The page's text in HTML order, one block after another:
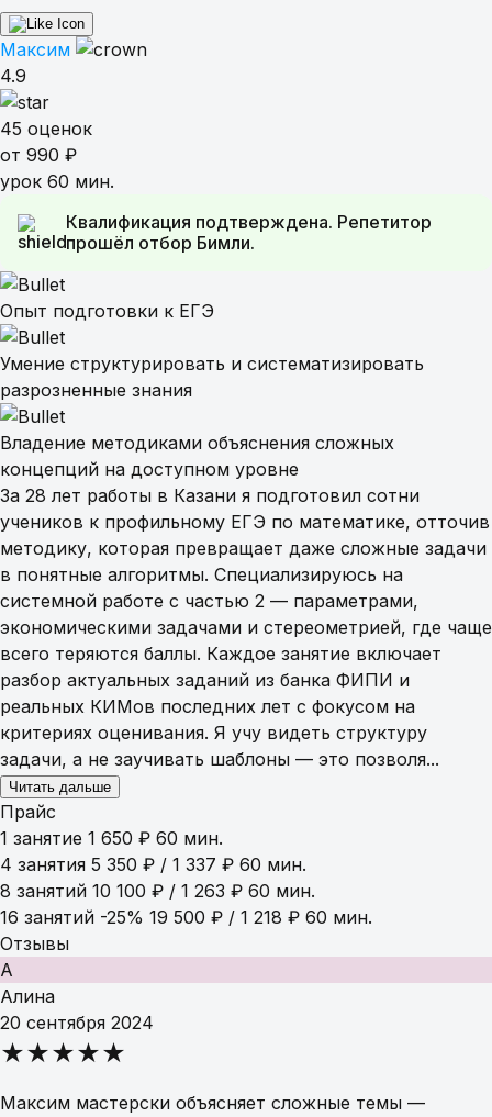
Максим
4.9
45 оценок
от 990 ₽
урок 60 мин.
Квалификация подтверждена. Репетитор
прошёл отбор Бимли.
Опыт подготовки к ЕГЭ
Умение структурировать и систематизировать
разрозненные знания
Владение методиками объяснения сложных
концепций на доступном уровне
За 28 лет работы в Казани я подготовил сотни
учеников к профильному ЕГЭ по математике, отточив
методику, которая превращает даже сложные задачи
в понятные алгоритмы. Специализируюсь на
системной работе с частью 2 — параметрами,
экономическими задачами и стереометрией, где чаще
всего теряются баллы. Каждое занятие включает
разбор актуальных заданий из банка ФИПИ и
реальных КИМов последних лет с фокусом на
критериях оценивания. Я учу видеть структуру
задачи, а не заучивать шаблоны — это позволя...
Читать дальше
Прайс
1 занятие 1 650 ₽ 60 мин.
4 занятия 5 350 ₽ / 1 337 ₽ 60 мин.
8 занятий 10 100 ₽ / 1 263 ₽ 60 мин.
16 занятий -25% 19 500 ₽ / 1 218 ₽ 60 мин.
Отзывы
А
Алина
20 сентября 2024
★★★★★
Максим мастерски объясняет сложные темы —